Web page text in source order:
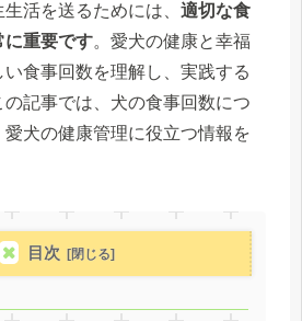
活を送るためには、 適切な食
に重要です。愛犬の健康と幸福
食事回数を理解し、実践する
記事では、犬の食事回数につ
犬の健康管理に役立つ情報を
目次